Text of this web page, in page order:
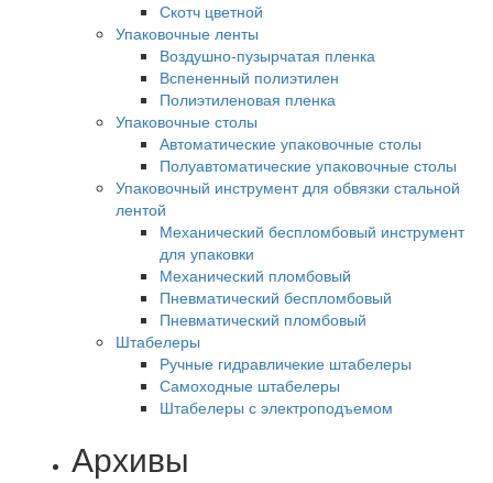
Скотч цветной
Упаковочные ленты
Воздушно-пузырчатая пленка
Вспененный полиэтилен
Полиэтиленовая пленка
Упаковочные столы
Автоматические упаковочные столы
Полуавтоматические упаковочные столы
Упаковочный инструмент для обвязки стальной
лентой
Механический беспломбовый инструмент
для упаковки
Механический пломбовый
Пневматический беспломбовый
Пневматический пломбовый
Штабелеры
Ручные гидравличекие штабелеры
Самоходные штабелеры
Штабелеры с электроподъемом
Архивы